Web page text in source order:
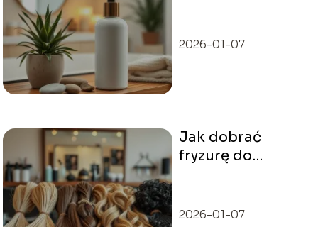
opinie na forum!
2026-01-07
Jak dobrać
fryzurę do
przewodnik po
2026-01-07